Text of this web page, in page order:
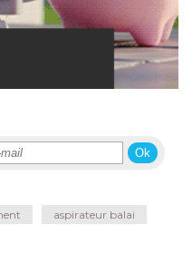
Ok
aspirateur balai